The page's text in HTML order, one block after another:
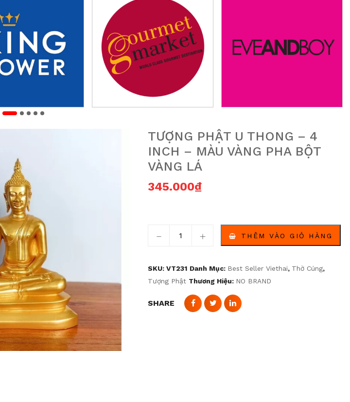
TƯỢNG PHẬT U THONG – 4
INCH – MÀU VÀNG PHA BỘT
VÀNG LÁ
345.000₫
Tượng Phật U Thong – 4 inch – Màu Vàng Pha Bột
THÊM VÀO GIỎ HÀNG
SKU:VT231 Danh Mục: Best Seller Viethai, Thờ Cúng,
Tượng Phật Thương Hiệu: NO BRAND
SHARE